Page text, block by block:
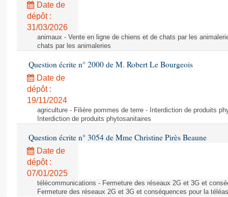
Date de
dépôt :
31/03/2026
animaux - Vente en ligne de chiens et de chats par les
chats par les animaleries
Question écrite n° 2000 de M. Robert Le Bourgeois
Date de
dépôt :
19/11/2024
agriculture - Filière pommes de terre - Interdiction de produits
Interdiction de produits phytosanitaires
Question écrite n° 3054 de Mme Christine Pirès Beaune
Date de
dépôt :
07/01/2025
télécommunications - Fermeture des réseaux 2G et 3G et
Fermeture des réseaux 2G et 3G et conséquences pour la